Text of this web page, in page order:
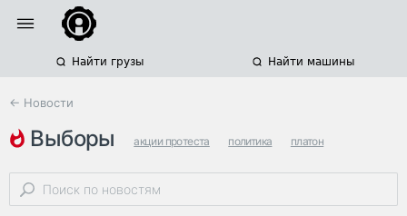
Найти грузы Найти машины
← Новости
выборы акции протеста политика платон